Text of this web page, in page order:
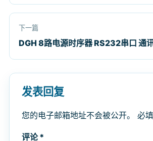
下一篇
DGH 8路电源时序器 RS232串口 通
发表回复
您的电子邮箱地址不会被公开。 必
评论*